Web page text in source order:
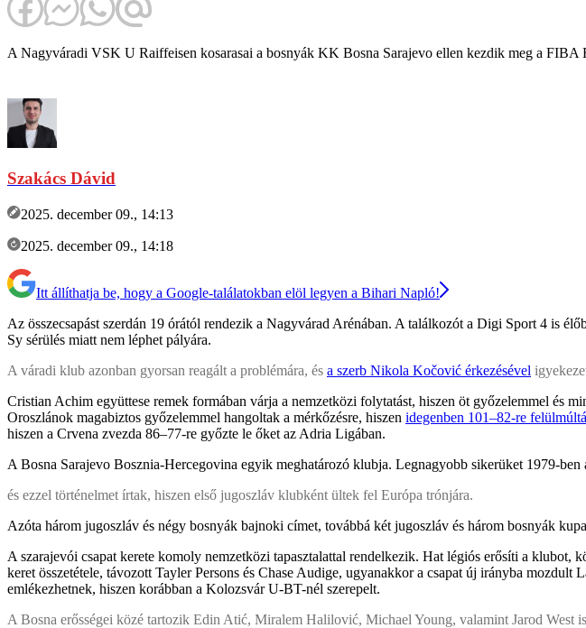
A Nagyváradi VSK U Raiffeisen kosarasai a bosnyák KK Bosna Sarajevo ellen kezdik meg a FIBA
Szakács Dávid
2025. december 09., 14:13
2025. december 09., 14:18
Itt állíthatja be, hogy a Google-találatokban elöl legyen a Bihari Napló!
Az összecsapást szerdán 19 órától rendezik a Nagyvárad Arénában. A találkozót a Digi Sport 4 is
Sy sérülés miatt nem léphet pályára.
A váradi klub azonban gyorsan reagált a problémára, és a szerb Nikola Kočović érkezésével
Cristian Achim együttese remek formában várja a nemzetközi folytatást, hiszen öt győzelemmel és
Oroszlánok magabiztos győzelemmel hangoltak a mérkőzésre, hiszen idegenben 101–82-re
hiszen a Crvena zvezda 86–77-re győzte le őket az Adria Ligában.
A Bosna Sarajevo Bosznia-Hercegovina egyik meghatározó klubja. Legnagyobb sikerüket 1979-
és ezzel történelmet írtak, hiszen első jugoszláv klubként ültek fel Európa trónjára.
Azóta három jugoszláv és négy bosnyák bajnoki címet, továbbá két jugoszláv és három bosnyák
A szarajevói csapat kerete komoly nemzetközi tapasztalattal rendelkezik. Hat légiós erősíti a
keret összetétele, távozott Tayler Persons és Chase Audige, ugyanakkor a csapat új irányba
emlékezhetnek, hiszen korábban a Kolozsvár U-BT-nél szerepelt.
A Bosna erősségei közé tartozik Edin Atić, Miralem Halilović, Michael Young, valamint Jarod West